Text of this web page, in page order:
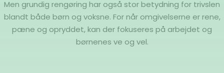
Men grundig rengøring har også stor betydning for trivslen
blandt både børn og voksne. For når omgivelserne er rene,
pæne og opryddet, kan der fokuseres på arbejdet og
børnenes ve og vel.